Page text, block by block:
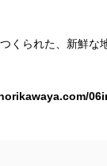
られた、新鮮